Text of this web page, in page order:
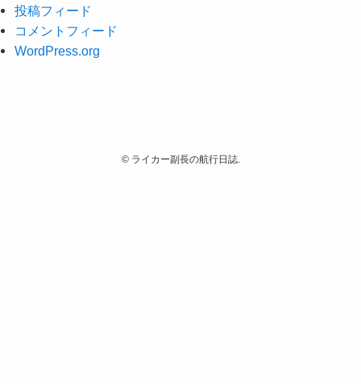
投稿フィード
コメントフィード
WordPress.org
©ライカー副長の航行日誌.